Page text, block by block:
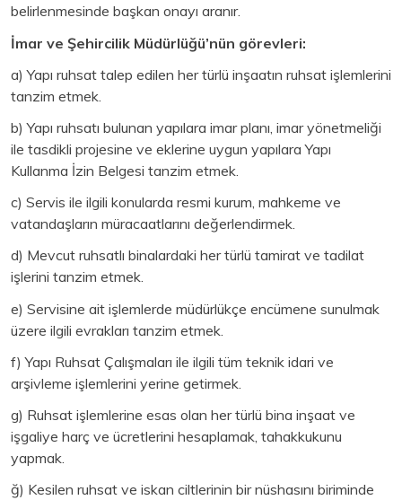
belirlenmesinde başkan onayı aranır.
İmar ve Şehircilik Müdürlüğü’nün görevleri:
a) Yapı ruhsat talep edilen her türlü inşaatın ruhsat işlemlerini
tanzim etmek.
b) Yapı ruhsatı bulunan yapılara imar planı, imar yönetmeliği
ile tasdikli projesine ve eklerine uygun yapılara Yapı
Kullanma İzin Belgesi tanzim etmek.
c) Servis ile ilgili konularda resmi kurum, mahkeme ve
vatandaşların müracaatlarını değerlendirmek.
d) Mevcut ruhsatlı binalardaki her türlü tamirat ve tadilat
işlerini tanzim etmek.
e) Servisine ait işlemlerde müdürlükçe encümene sunulmak
üzere ilgili evrakları tanzim etmek.
f) Yapı Ruhsat Çalışmaları ile ilgili tüm teknik idari ve
arşivleme işlemlerini yerine getirmek.
g) Ruhsat işlemlerine esas olan her türlü bina inşaat ve
işgaliye harç ve ücretlerini hesaplamak, tahakkukunu
yapmak.
ğ) Kesilen ruhsat ve iskan ciltlerinin bir nüshasını biriminde